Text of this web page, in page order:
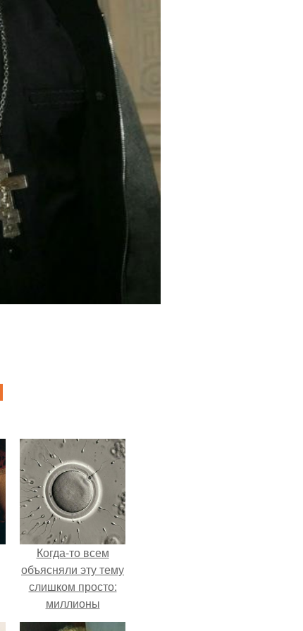
Когда-то всем
объясняли эту тему
слишком просто:
миллионы
сперматозоидов